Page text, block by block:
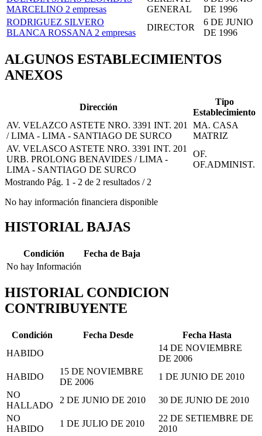
MARCELINO 2 empresas
GENERAL
DE 1996
RODRIGUEZ SILVERO
BLANCA ROSSANA 2 empresas
DIRECTOR
6 DE JUNIO
DE 1996
ALGUNOS ESTABLECIMIENTOS
ANEXOS
Dirección
Tipo
Establecimiento
AV. VELAZCO ASTETE NRO. 3391 INT. 201
/ LIMA - LIMA - SANTIAGO DE SURCO
MA. CASA
MATRIZ
AV. VELASCO ASTETE NRO. 3391 INT. 201
URB. PROLONG BENAVIDES / LIMA -
LIMA - SANTIAGO DE SURCO
OF.
OF.ADMINIST.
Mostrando Pág. 1 - 2 de 2 resultados / 2
No hay información financiera disponible
HISTORIAL BAJAS
Condición
Fecha de Baja
No hay Información
HISTORIAL CONDICION
CONTRIBUYENTE
Condición Fecha Desde
Fecha Hasta
HABIDO
14 DE NOVIEMBRE
DE 2006
HABIDO
15 DE NOVIEMBRE
DE 2006
1 DE JUNIO DE 2010
NO
HALLADO
2 DE JUNIO DE 2010
30 DE JUNIO DE 2010
NO
HABIDO
1 DE JULIO DE 2010
22 DE SETIEMBRE DE
2010